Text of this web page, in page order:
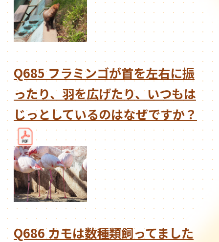
Q685 フラミンゴが首を左右に振
ったり、羽を広げたり、いつもは
じっとしているのはなぜですか？
Q686 カモは数種類飼ってました